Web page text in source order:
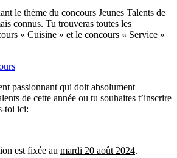
le thème du concours Jeunes Talents de
connus. Tu trouveras toutes les
« Cuisine » et le concours « Service »
passionnant qui doit absolument
de cette année ou tu souhaites t’inscrire
toi ici:
est fixée au mardi 20 août 2024.